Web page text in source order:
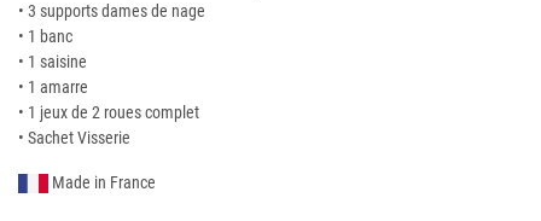
• 3 supports dames de nage
• 1 banc
• 1 saisine
• 1 amarre
• 1 jeux de 2 roues complet
• Sachet Visserie
Made in France